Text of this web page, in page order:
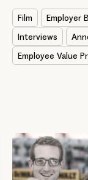
Film Employer
Interviews
Employee Value